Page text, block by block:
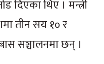
दिएका थिए । मन्त्री
तीन सय १० र
सञ्चालनमा छन् ।